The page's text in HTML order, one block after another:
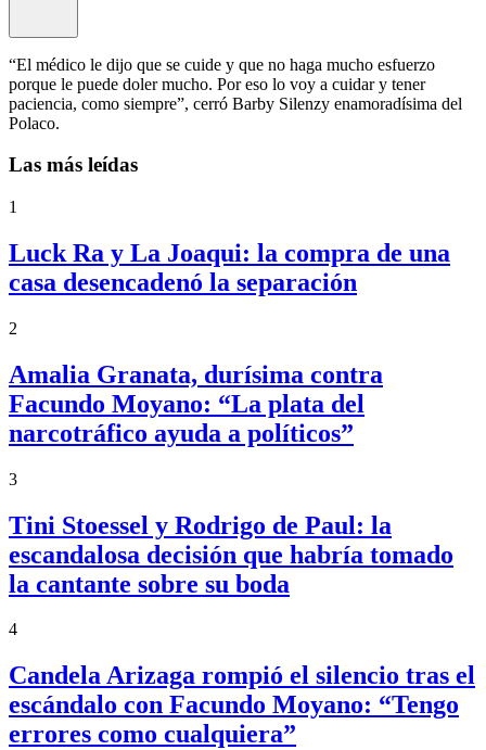
“El médico le dijo que se cuide y que no haga mucho esfuerzo
porque le puede doler mucho. Por eso lo voy a cuidar y tener
paciencia, como siempre”, cerró Barby Silenzy enamoradísima del
Polaco.
Las más leídas
1
Luck Ra y La Joaqui: la compra de una
casa desencadenó la separación
2
Amalia Granata, durísima contra
Facundo Moyano: “La plata del
narcotráfico ayuda a políticos”
3
Tini Stoessel y Rodrigo de Paul: la
escandalosa decisión que habría tomado
la cantante sobre su boda
4
Candela Arizaga rompió el silencio tras el
escándalo con Facundo Moyano: “Tengo
errores como cualquiera”